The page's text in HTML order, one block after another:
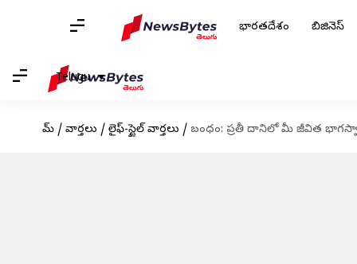
భారతదేశం బిజినెస్
Telugu
హోమ్ / వార్తలు / లైఫ్-స్టైల్ వార్తలు / బంధం: ప్రతీ దానిలో మీ జీవిత